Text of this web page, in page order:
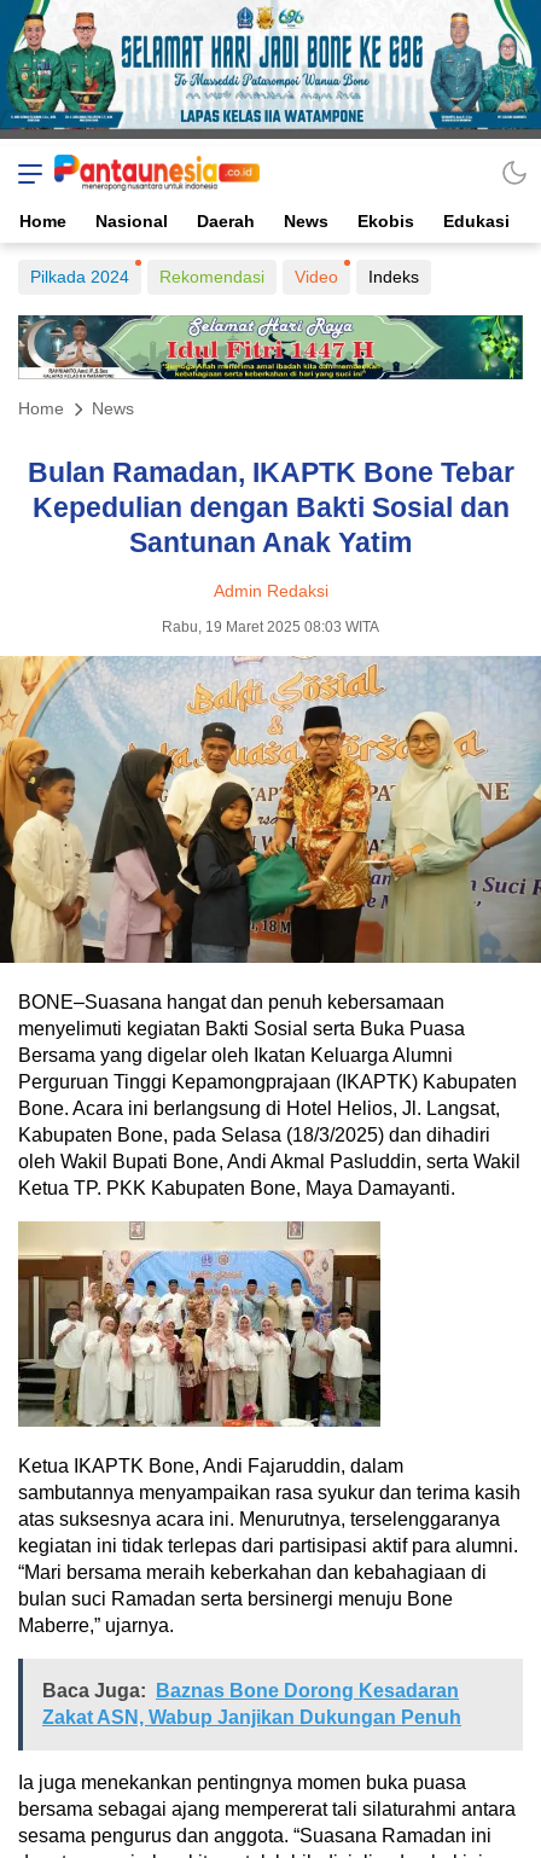
Home Nasional Daerah News Ekobis Edukasi
Pilkada 2024 Rekomendasi Video Indeks
Home News
Bulan Ramadan, IKAPTK Bone Tebar
Kepedulian dengan Bakti Sosial dan
Santunan Anak Yatim
Admin Redaksi
Rabu, 19 Maret 2025 08:03 WITA
BONE–Suasana hangat dan penuh kebersamaan
menyelimuti kegiatan Bakti Sosial serta Buka Puasa
Bersama yang digelar oleh Ikatan Keluarga Alumni
Perguruan Tinggi Kepamongprajaan (IKAPTK) Kabupaten
Bone. Acara ini berlangsung di Hotel Helios, Jl. Langsat,
Kabupaten Bone, pada Selasa (18/3/2025) dan dihadiri
oleh Wakil Bupati Bone, Andi Akmal Pasluddin, serta Wakil
Ketua TP. PKK Kabupaten Bone, Maya Damayanti.
Ketua IKAPTK Bone, Andi Fajaruddin, dalam
sambutannya menyampaikan rasa syukur dan terima kasih
atas suksesnya acara ini. Menurutnya, terselenggaranya
kegiatan ini tidak terlepas dari partisipasi aktif para alumni.
“Mari bersama meraih keberkahan dan kebahagiaan di
bulan suci Ramadan serta bersinergi menuju Bone
Maberre,” ujarnya.
Baca Juga:
Baznas Bone Dorong Kesadaran
Zakat ASN, Wabup Janjikan Dukungan Penuh
Ia juga menekankan pentingnya momen buka puasa
bersama sebagai ajang mempererat tali silaturahmi antara
sesama pengurus dan anggota. “Suasana Ramadan ini